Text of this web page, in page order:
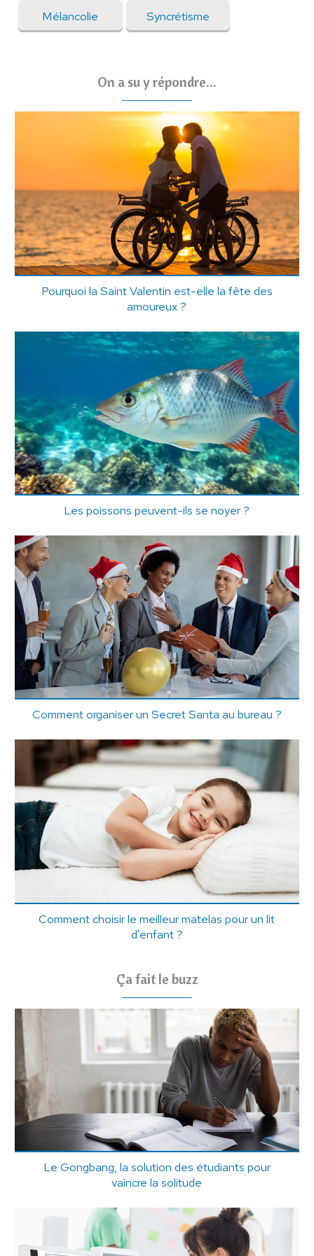
Mélancolie Syncrétisme
On a su y répondre...
Pourquoi la Saint Valentin est-elle la fête des
amoureux ?
Les poissons peuvent-ils se noyer ?
Comment organiser un Secret Santa au bureau ?
Comment choisir le meilleur matelas pour un lit
d'enfant ?
Ça fait le buzz
Le Gongbang, la solution des étudiants pour
vaincre la solitude